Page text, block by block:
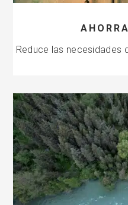
Reduce las necesidades